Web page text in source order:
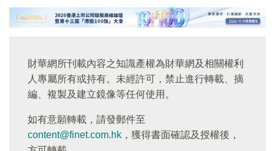
財華網所刊載內容之知識產權為財華網及相關權利
人專屬所有或持有。未經許可，禁止進行轉載、摘
編、複製及建立鏡像等任何使用。
如有意願轉載，請發郵件至
content@finet.com.hk ，獲得書面確認及授權後，